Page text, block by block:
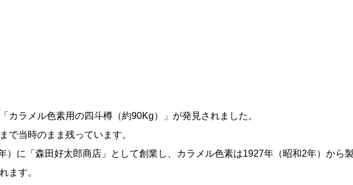
カラメル色素用の四斗樽（約90Kg）」が発見されました。
で当時のまま残っています。
）に「森田好太郎商店」として創業し、カラメル色素は1927年（昭和2年）から
ます。